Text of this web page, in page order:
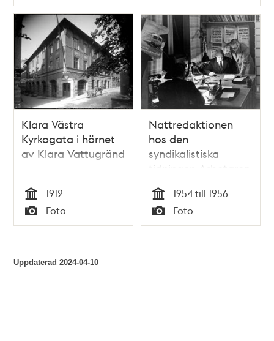
Typ Typ
Klara Västra
Kyrkogata i hörnet
av Klara Vattugränd
Tid
1912
Typ
Foto
Nattredaktionen
hos den
syndikalistiska
tidningen Arbetaren
i Klara Folkets Hus.
Klara Västra
Kyrkogata 17, kv.
Kajan. Nu kv.
Tid
1954 till 1956
Typ
Foto
Uppdaterad2024-04-10